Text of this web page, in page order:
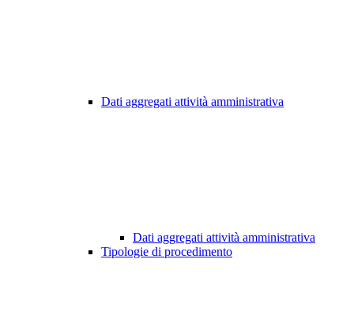
Dati aggregati attività amministrativa
Dati aggregati attività amministrativa
Tipologie di procedimento